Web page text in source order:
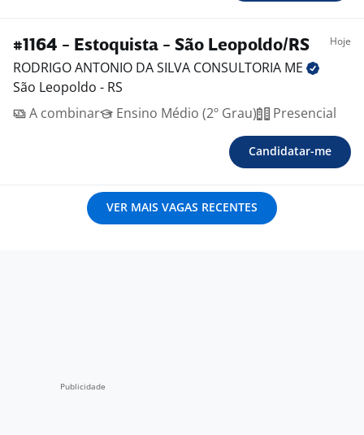
#1164 - Estoquista - São Leopoldo/RS Hoje
RODRIGO ANTONIO DA SILVA CONSULTORIA ME
São Leopoldo - RS
A combinar
Ensino Médio (2º Grau) Presencial
Candidatar-me
VER MAIS VAGAS RECENTES